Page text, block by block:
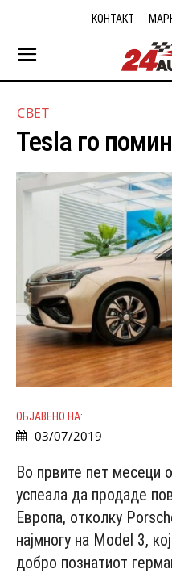
КОНТАКТ
СВЕТ
Tesla го
ОБЈАВЕНО НА:
03/07/2019
Во првите пет месеци
успеала да продаде
Европа, отколку
најмногу на Model 3,
добро познатиот